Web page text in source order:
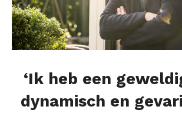
‘Ik heb een
dynamisch en